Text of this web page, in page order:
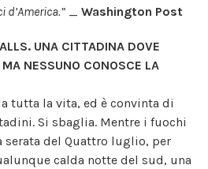
_ Washington Post
UNA CITTADINA DOVE
NESSUNO CONOSCE LA
tutta la vita, ed è convinta di
Si sbaglia. Mentre i fuochi
del Quattro luglio, per
calda notte del sud, una